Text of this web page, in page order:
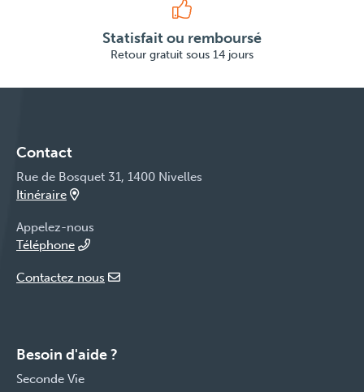
Statisfait ou remboursé
Retour gratuit sous 14 jours
Contact
Rue de Bosquet 31, 1400 Nivelles
Itinéraire
Appelez-nous
Téléphone
Contactez nous
Besoin d'aide ?
Seconde Vie